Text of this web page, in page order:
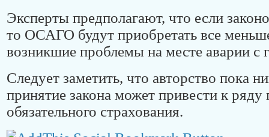
Эксперты предполагают, что если
то ОСАГО будут приобретать все
возникшие проблемы на месте аварии с
Следует заметить, что авторство пока
принятие закона может привести к ряду
обязательного страхования.